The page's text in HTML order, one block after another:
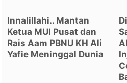
Innalillahi.. Mantan
Ketua MUI Pusat dan
Rais Aam PBNU KH Ali
Yafie Meninggal Dunia